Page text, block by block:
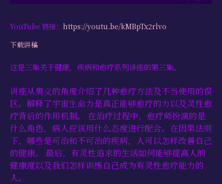
最新活动
YouTube 链接： https://youtu.be/kMBpTx2rlvo
下载讲稿
这是三集关于健康，疾病和愈疗系列讲座的第三集。
讲座从奥义的角度介绍了几种愈疗方法及不当使用的误
区。解释了宇宙生命力是真正能够愈疗的力以及灵性愈
疗背后的作用机制。 在治疗过程中，愈疗师扮演的是
什么角色，病人应该用什么态度进行配合。在因果法则
下，哪些是可治和不可治的疾病，人可以怎样改善自己
的健康。 最后，有灵性追求的生活如何能够提高人的
健康度以及我们怎样训练自己成为有灵性愈疗能力的
人。